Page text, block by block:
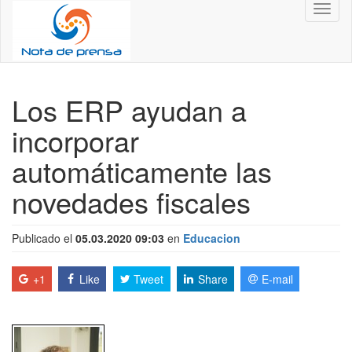
Los ERP ayudan a
incorporar
automáticamente las
novedades fiscales
Publicado el 05.03.2020 09:03 en Educacion
+1 Like Tweet Share E-mail